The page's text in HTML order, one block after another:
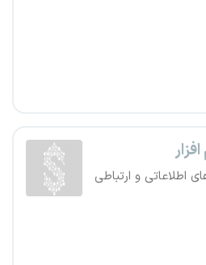
اطلاعاتی و ارتباطی